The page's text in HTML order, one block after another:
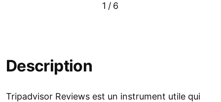
1 / 6
Description
Tripadvisor Reviews est un instrument utile qui